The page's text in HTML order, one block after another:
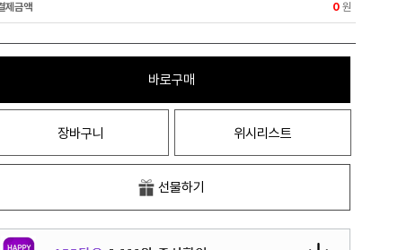
제금액 0 원
바로구매
장바구니 위시리스트
선물하기